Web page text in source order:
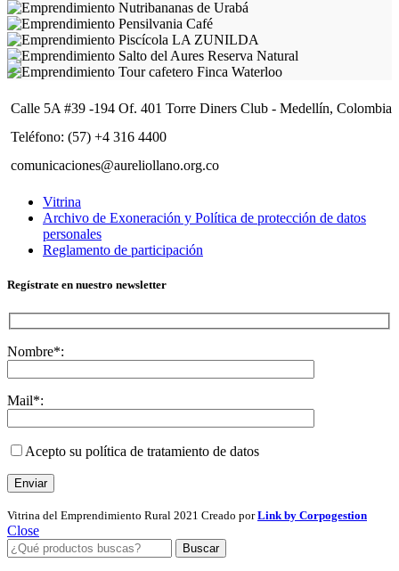
Calle 5A #39 -194 Of. 401 Torre Diners Club - Medellín, Colombia
Teléfono: (57) +4 316 4400
comunicaciones@aureliollano.org.co
Vitrina
Archivo de Exoneración y Política de protección de datos
personales
Reglamento de participación
Regístrate en nuestro newsletter
Nombre*:
Mail*:
Acepto su política de tratamiento de datos
Vitrina del Emprendimiento Rural 2021 Creado porLink by Corpogestion
Close
Buscar